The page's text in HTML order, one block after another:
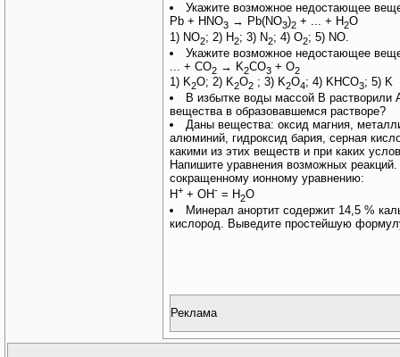
Укажите возможное недостающее
Pb + HNO3 → Pb(NO3)2 + ... + H2O
1) NO2; 2) H2; 3) N2; 4) O2; 5) NO.
Укажите возможное недостающее
... + CO2 → K2CO3 + O2
1) K2O; 2) K2O2 ; 3) K2O4; 4) KHCO3; 5) K
В избытке воды массой В растворили
вещества в образовавшемся растворе?
Даны вещества: оксид магния,
алюминий, гидроксид бария, серная
какими из этих веществ и при каких
Напишите уравнения возможных
сокращенному ионному уравнению:
H+ + OH- = H2O
Минерал анортит содержит 14,5 %
кислород. Выведите простейшую
Реклама